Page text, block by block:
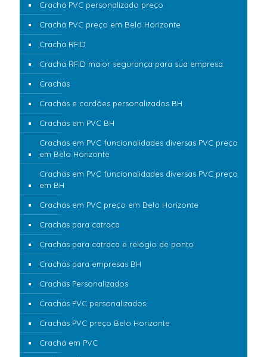
Crachá PVC personalizado preço
Crachá PVC preço em Belo Horizonte
Crachá RFID
Crachá RFID maior segurança para sua empresa
Crachás
Crachás e cordões personalizados BH
Crachás em PVC BH
Crachás em PVC funcionalidades diversas PVC preço
em Belo Horizonte
Crachás em PVC funcionalidades diversas PVC preço
em BH
Crachás em PVC preço em Belo Horizonte
Crachás para catraca
Crachás para catraca e relógio de ponto
Crachás para empresas BH
Crachás Personalizados
Crachás PVC personalizados
Crachás PVC preço Belo Horizonte
Crachá em PVC